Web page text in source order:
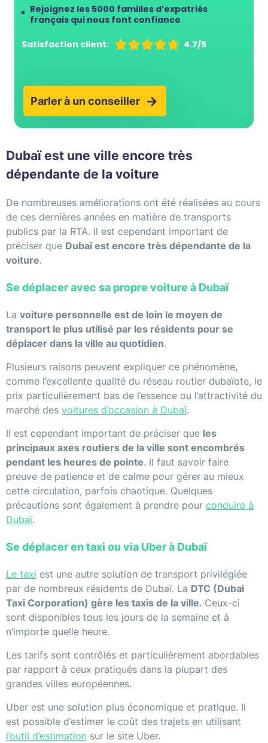
Rejoignez les 5000 familles d’expatriés
français qui nous font confiance
Satisfaction client:  4.7/5
Parler à un conseiller
Dubaï est une ville encore très
dépendante de la voiture
De nombreuses améliorations ont été réalisées au cours
de ces dernières années en matière de transports
publics par la RTA. Il est cependant important de
préciser que Dubaï est encore très dépendante de la
voiture.
Se déplacer avec sa propre voiture à Dubaï
La voiture personnelle est de loin le moyen de
transport le plus utilisé par les résidents pour se
déplacer dans la ville au quotidien.
Plusieurs raisons peuvent expliquer ce phénomène,
comme l’excellente qualité du réseau routier dubaïote, le
prix particulièrement bas de l’essence ou l’attractivité du
marché des voitures d’occasion à Dubaï.
Il est cependant important de préciser que les
principaux axes routiers de la ville sont encombrés
pendant les heures de pointe. Il faut savoir faire
preuve de patience et de calme pour gérer au mieux
cette circulation, parfois chaotique. Quelques
précautions sont également à prendre pour conduire à
Dubaï.
Se déplacer en taxi ou via Uber à Dubaï
Le taxi est une autre solution de transport privilégiée
par de nombreux résidents de Dubaï. La DTC (Dubai
Taxi Corporation) gère les taxis de la ville. Ceux-ci
sont disponibles tous les jours de la semaine et à
n’importe quelle heure.
Les tarifs sont contrôlés et particulièrement abordables
par rapport à ceux pratiqués dans la plupart des
grandes villes européennes.
Uber est une solution plus économique et pratique. Il
est possible d’estimer le coût des trajets en utilisant
l’outil d’estimation sur le site Uber.